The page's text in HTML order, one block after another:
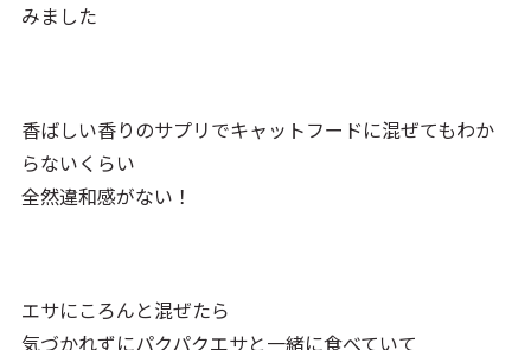
みました
香ばしい香りのサプリでキャットフードに混ぜてもわか
らないくらい
全然違和感がない！
エサにころんと混ぜたら
気づかれずにパクパクエサと一緒に食べていて